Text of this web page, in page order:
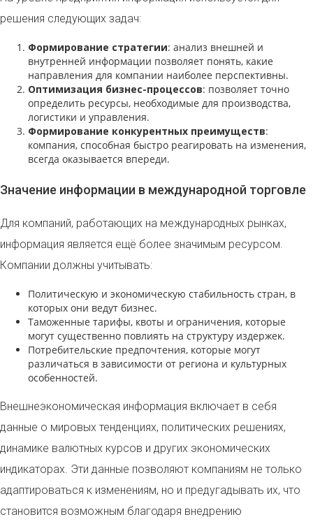
решения следующих задач:
Формирование стратегии: анализ внешней и
внутренней информации позволяет понять, какие
направления для компании наиболее перспективны.
Оптимизация бизнес-процессов: позволяет точно
определить ресурсы, необходимые для производства,
логистики и управления.
Формирование конкурентных преимуществ:
компания, способная быстро реагировать на изменения,
всегда оказывается впереди.
Значение информации в международной торговле
Для компаний, работающих на международных рынках,
информация является ещё более значимым ресурсом.
Компании должны учитывать:
Политическую и экономическую стабильность стран, в
которых они ведут бизнес.
Таможенные тарифы, квоты и ограничения, которые
могут существенно повлиять на структуру издержек.
Потребительские предпочтения, которые могут
различаться в зависимости от региона и культурных
особенностей.
Внешнеэкономическая информация включает в себя
данные о мировых тенденциях, политических решениях,
динамике валютных курсов и других экономических
индикаторах. Эти данные позволяют компаниям не только
адаптироваться к изменениям, но и предугадывать их, что
становится возможным благодаря внедрению